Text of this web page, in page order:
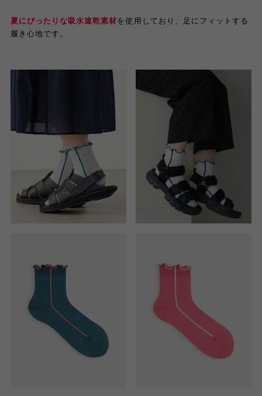
夏にぴったりな吸水速乾素材を使用しており、足にフィットする
履き心地です。